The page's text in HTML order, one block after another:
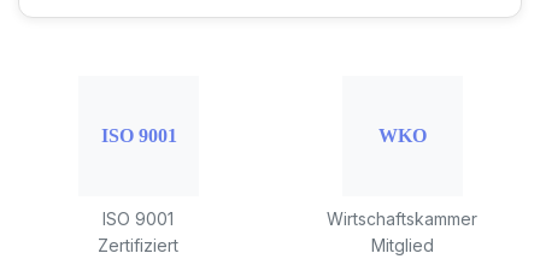
ISO 9001
Zertifiziert
Wirtschaftskammer
Mitglied